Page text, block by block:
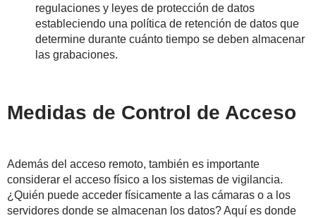
regulaciones y leyes de protección de datos
estableciendo una política de retención de datos que
determine durante cuánto tiempo se deben almacenar
las grabaciones.
Medidas de Control de Acceso
Además del acceso remoto, también es importante
considerar el acceso físico a los sistemas de vigilancia.
¿Quién puede acceder físicamente a las cámaras o a los
servidores donde se almacenan los datos? Aquí es donde